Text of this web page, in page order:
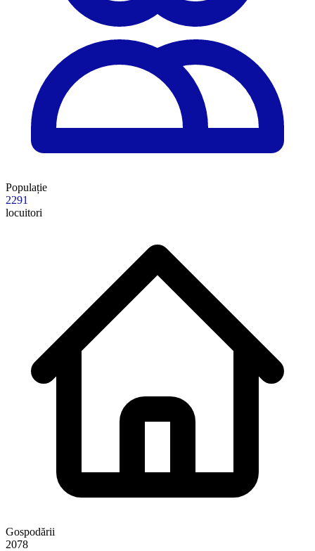
Populație
2291
locuitori
Gospodării
2078